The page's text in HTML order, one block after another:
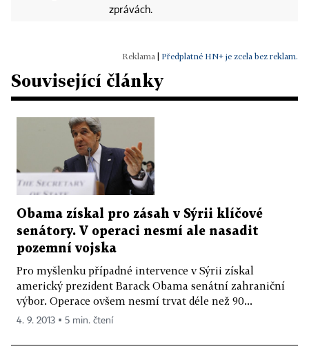
zprávách.
Předplatné HN+ je zcela bez reklam.
Související články
Obama získal pro zásah v Sýrii klíčové
senátory. V operaci nesmí ale nasadit
pozemní vojska
Pro myšlenku případné intervence v Sýrii získal
americký prezident Barack Obama senátní zahraniční
výbor. Operace ovšem nesmí trvat déle než 90...
4. 9. 2013 ▪ 5 min. čtení